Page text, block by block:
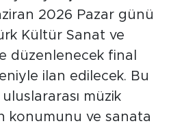
2026 Pazar günü
Kültür Sanat ve
düzenlenecek final
ilan edilecek. Bu
müzik
konumunu ve sanata